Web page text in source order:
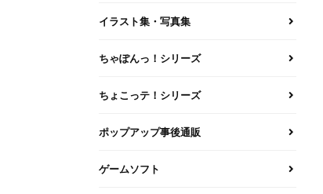
イラスト集・写真集
ちゃぽんっ！シリーズ
ちょこっテ！シリーズ
ポップアップ事後通販
ゲームソフト